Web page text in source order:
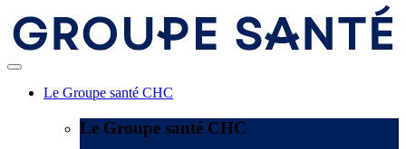
Le Groupe santé CHC
Le Groupe santé CHC